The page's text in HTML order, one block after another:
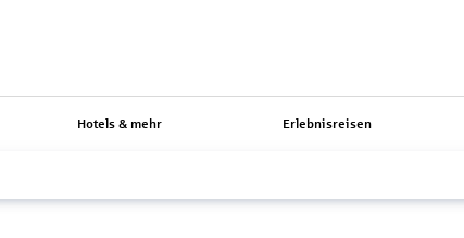
Hotels & mehr Erlebnisreisen